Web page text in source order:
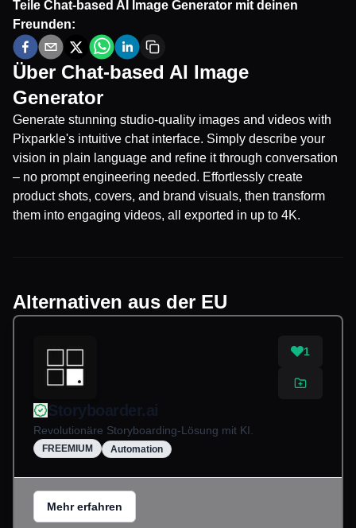
Teile Chat-based AI Image Generator mit deinen
Freunden:
Über Chat-based AI Image
Generator
Generate stunning studio-quality images and videos with
Pixparkle's intuitive chat interface. Simply describe your
vision in plain language and refine it through conversation
– no prompt engineering needed. Effortlessly create
product shots, covers, and brand visuals, then transform
them into engaging videos, all exported in up to 4K.
Alternativen aus der EU
1
Storyboarder.ai
Revolutionäre Storyboarding-Lösung mit KI.
FREEMIUM Automation
Mehr erfahren